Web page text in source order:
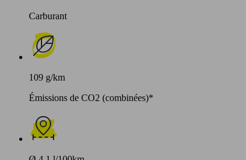
Carburant
109 g/km
Émissions de CO2 (combinées)*